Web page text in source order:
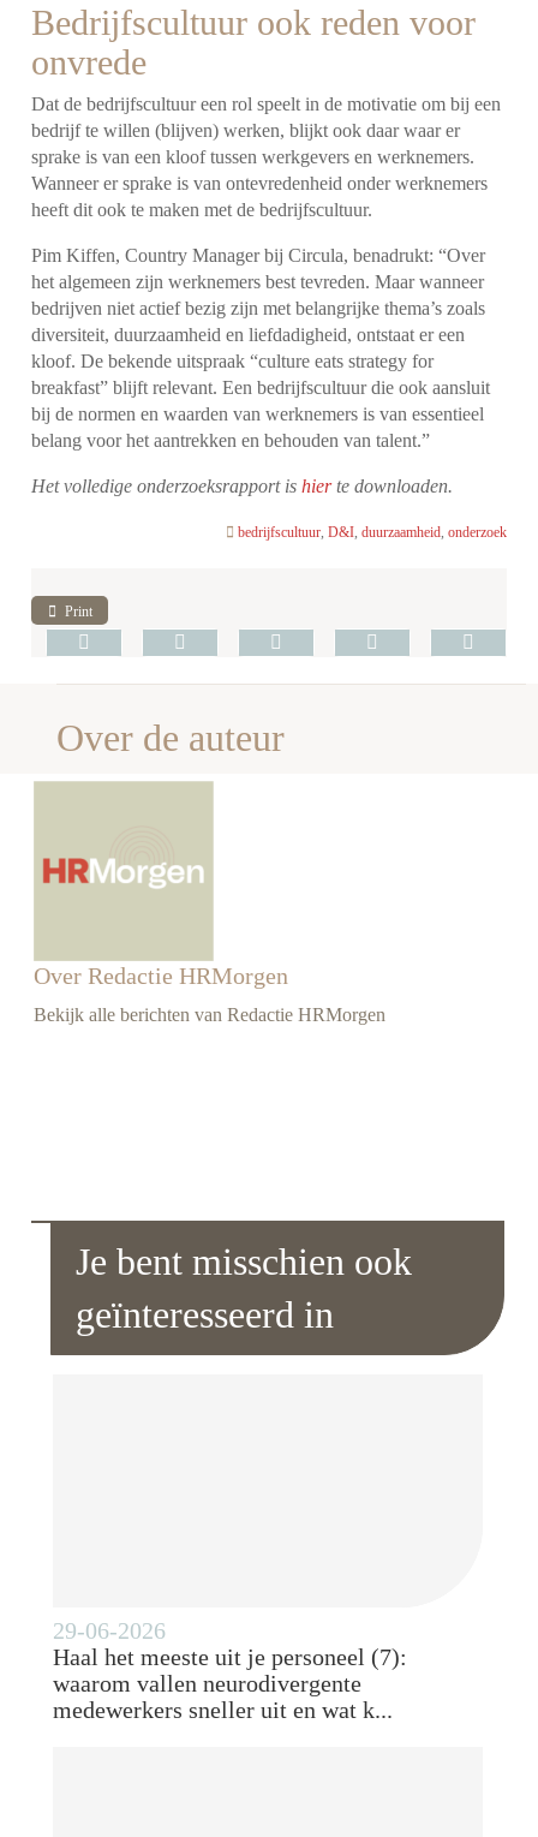
Bedrijfscultuur ook reden voor
onvrede
Dat de bedrijfscultuur een rol speelt in de motivatie om bij een
bedrijf te willen (blijven) werken, blijkt ook daar waar er
sprake is van een kloof tussen werkgevers en werknemers.
Wanneer er sprake is van ontevredenheid onder werknemers
heeft dit ook te maken met de bedrijfscultuur.
Pim Kiffen, Country Manager bij Circula, benadrukt: “Over
het algemeen zijn werknemers best tevreden. Maar wanneer
bedrijven niet actief bezig zijn met belangrijke thema’s zoals
diversiteit, duurzaamheid en liefdadigheid, ontstaat er een
kloof. De bekende uitspraak “culture eats strategy for
breakfast” blijft relevant. Een bedrijfscultuur die ook aansluit
bij de normen en waarden van werknemers is van essentieel
belang voor het aantrekken en behouden van talent.”
Het volledige onderzoeksrapport is hierte downloaden.
bedrijfscultuur, D&I, duurzaamheid, onderzoek
Print
Over de auteur
Over Redactie HRMorgen
Bekijk alle berichten van Redactie HRMorgen
Je bent misschien ook
geïnteresseerd in
29-06-2026
Haal het meeste uit je personeel (7):
waarom vallen neurodivergente
medewerkers sneller uit en wat k...